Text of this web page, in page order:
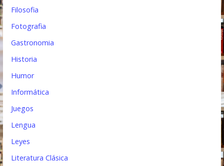
Filosofia
Fotografia
Gastronomia
Historia
Humor
Informática
Juegos
Lengua
Leyes
Literatura Clásica